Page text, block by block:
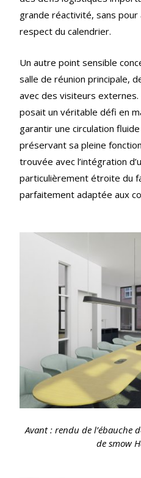
grande réactivité, sans
respect du calendrier.
Un autre point sensible
salle de réunion principale,
avec des visiteurs
posait un véritable défi en
garantir une circulation
préservant sa pleine
trouvée avec l’intégration
particulièrement étroite du
parfaitement adaptée aux
Avant : rendu de l’ébauche
de smow